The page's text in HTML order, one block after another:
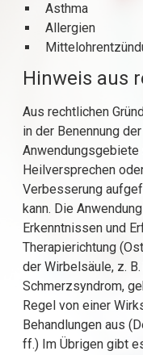
Asthma
Allergien
Hinweis aus
Aus rechtlichen
in der Benennung
Heilversprechen
Verbesserung
kann. Die
Erkenntnissen und
Therapierichtung
der Wirbelsäule, z.
Schmerzsyndrom,
Regel von einer
Behandlungen aus
ff.) Im Übrigen gibt